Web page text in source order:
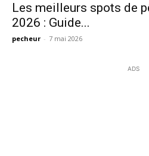
Les meilleurs spots de
2026 : Guide...
pecheur - 7 mai 2026
ADS